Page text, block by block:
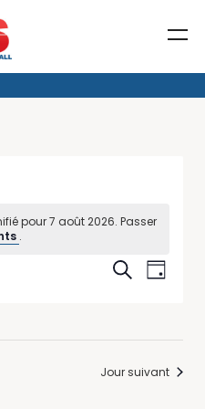
pour 7 août 2026. Passer
.
de
Recherche
Jour
Jour suivant